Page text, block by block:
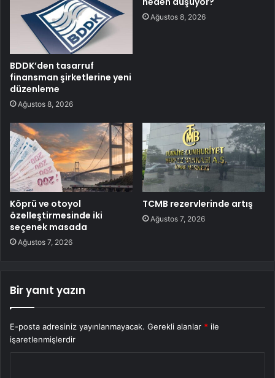
BDDK’den tasarruf
finansman şirketlerine yeni
düzenleme
Ağustos 8, 2026
Ağustos 8, 2026
Köprü ve otoyol
özelleştirmesinde iki
seçenek masada
Ağustos 7, 2026
TCMB rezervlerinde artış
Ağustos 7, 2026
Bir yanıt yazın
E-posta adresiniz yayınlanmayacak. Gerekli alanlar * ile
işaretlenmişlerdir